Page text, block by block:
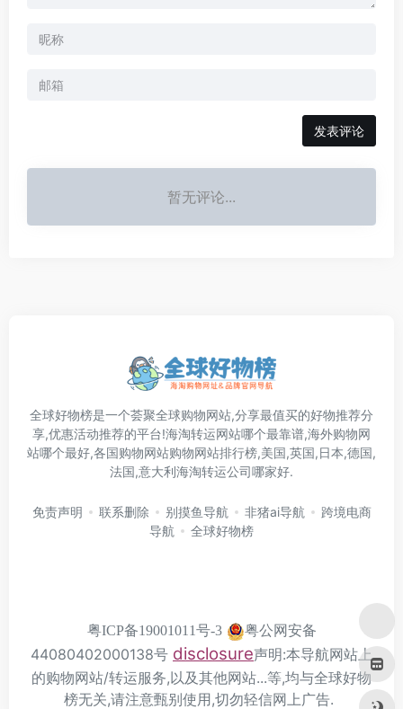
发表评论
暂无评论...
全球好物榜是一个荟聚全球购物网站,分享最值买的好物推荐分
享,优惠活动推荐的平台!海淘转运网站哪个最靠谱,海外购物网
站哪个最好,各国购物网站购物网站排行榜,美国,英国,日本,德国,
法国,意大利海淘转运公司哪家好.
免责声明 联系删除 别摸鱼导航 非猪ai导航
跨境电商
导航
全球好物榜
粤ICP备19001011号-3
粤公网安备
44080402000138号 disclosure声明:本导航网站上
的购物网站/转运服务,以及其他网站...等,均与全球好物
榜无关,请注意甄别使用,切勿轻信网上广告.